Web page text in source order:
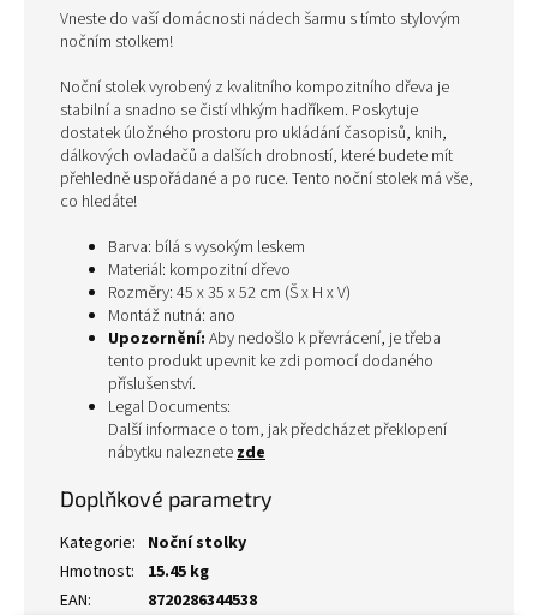
Vneste do vaší domácnosti nádech šarmu s tímto stylovým
nočním stolkem!
Noční stolek vyrobený z kvalitního kompozitního dřeva je
stabilní a snadno se čistí vlhkým hadříkem. Poskytuje
dostatek úložného prostoru pro ukládání časopisů, knih,
dálkových ovladačů a dalších drobností, které budete mít
přehledně uspořádané a po ruce. Tento noční stolek má vše,
co hledáte!
Barva: bílá s vysokým leskem
Materiál: kompozitní dřevo
Rozměry: 45 x 35 x 52 cm (Š x H x V)
Montáž nutná: ano
Upozornění: Aby nedošlo k převrácení, je třeba
tento produkt upevnit ke zdi pomocí dodaného
příslušenství.
Legal Documents:
Další informace o tom, jak předcházet překlopení
nábytku naleznetezde
Doplňkové parametry
Kategorie: Noční stolky
Hmotnost:
15.45 kg
EAN: 8720286344538